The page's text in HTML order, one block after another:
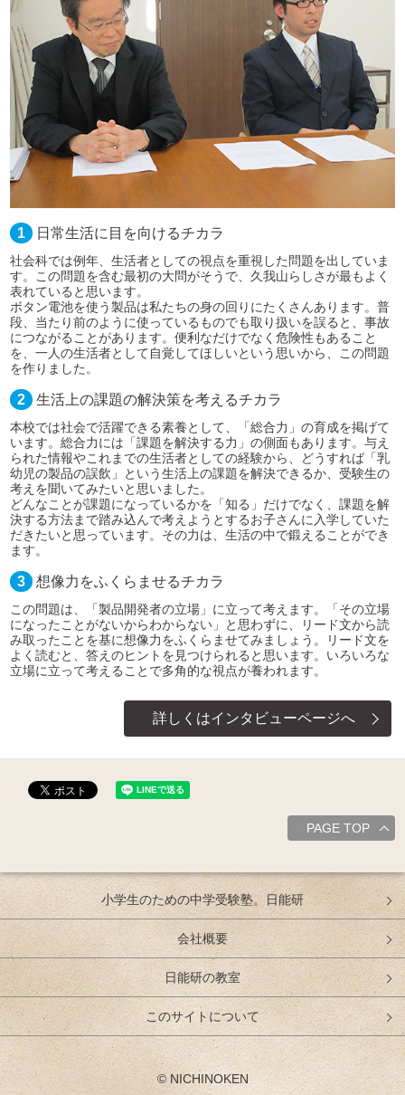
1 日常生活に目を向けるチカラ
社会科では例年、生活者としての視点を重視した問題を出していま
す。この問題を含む最初の大問がそうで、久我山らしさが最もよく
表れていると思います。
ボタン電池を使う製品は私たちの身の回りにたくさんあります。普
段、当たり前のように使っているものでも取り扱いを誤ると、事故
につながることがあります。便利なだけでなく危険性もあること
を、一人の生活者として自覚してほしいという思いから、この問題
を作りました。
2 生活上の課題の解決策を考えるチカラ
本校では社会で活躍できる素養として、「総合力」の育成を掲げて
います。総合力には「課題を解決する力」の側面もあります。与え
られた情報やこれまでの生活者としての経験から、どうすれば「乳
幼児の製品の誤飲」という生活上の課題を解決できるか、受験生の
考えを聞いてみたいと思いました。
どんなことが課題になっているかを「知る」だけでなく、課題を解
決する方法まで踏み込んで考えようとするお子さんに入学していた
だきたいと思っています。その力は、生活の中で鍛えることができ
ます。
3 想像力をふくらませるチカラ
この問題は、「製品開発者の立場」に立って考えます。「その立場
になったことがないからわからない」と思わずに、リード文から読
み取ったことを基に想像力をふくらませてみましょう。リード文を
よく読むと、答えのヒントを見つけられると思います。いろいろな
立場に立って考えることで多角的な視点が養われます。
詳しくはインタビューページへ
PAGE TOP
小学生のための中学受験塾。日能研
会社概要
日能研の教室
このサイトについて
© NICHINOKEN